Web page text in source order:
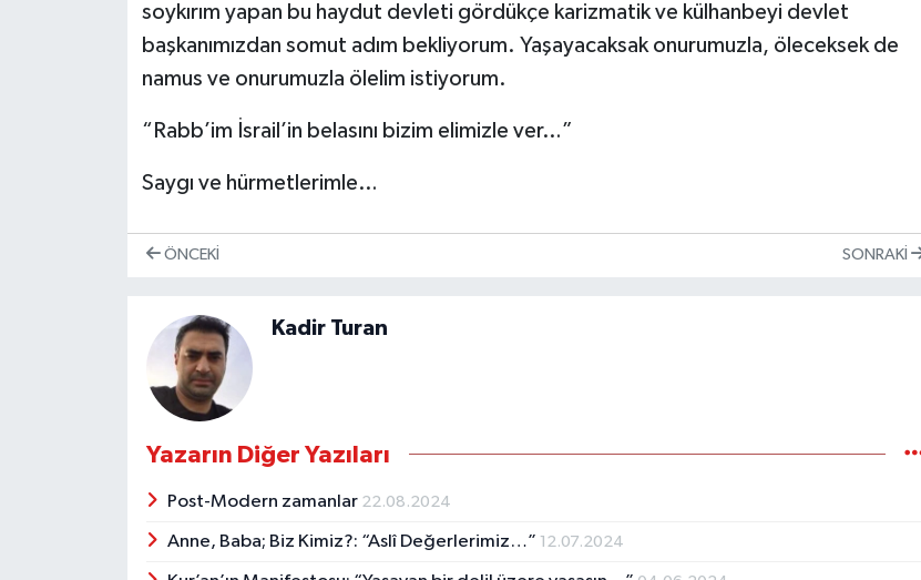
soykırım yapan bu haydut devleti gördükçe karizmatik ve külhanbeyi devlet
başkanımızdan somut adım bekliyorum. Yaşayacaksak onurumuzla, öleceksek de
namus ve onurumuzla ölelim istiyorum.
“Rabb’im İsrail’in belasını bizim elimizle ver…”
Saygı ve hürmetlerimle…
ÖNCEKI SONRAKI
Kadir Turan
Yazarın Diğer Yazıları
Post-Modern zamanlar 22.08.2024
Anne, Baba; Biz Kimiz?: “Aslî Değerlerimiz…” 12.07.2024